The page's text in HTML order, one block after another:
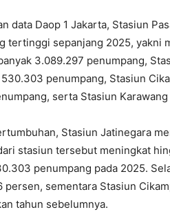
data Daop 1 Jakarta, Stasiun
tertinggi sepanjang 2025, yakni
3.089.297 penumpang,
penumpang, Stasiun
serta Stasiun
Stasiun Jatinegara
stasiun tersebut meningkat
penumpang pada 2025.
persen, sementara Stasiun
tahun sebelumnya.